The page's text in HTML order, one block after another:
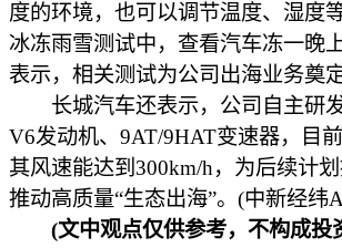
度的环境，也可以调节温度、湿度
冰冻雨雪测试中，查看汽车冻一晚
表示，相关测试为公司出海业务奠
长城汽车还表示，公司自主研发
V6发动机、9AT/9HAT变速器，目
其风速能达到300km/h，为后续计
推动高质量“生态出海”。(中新经纬
(文中观点仅供参考，不构成